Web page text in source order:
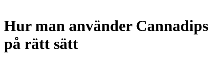
Hur man använder Cannadips
på rätt sätt